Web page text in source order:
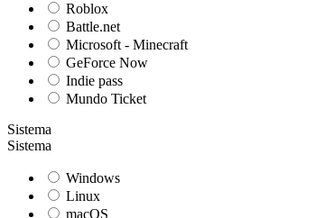
Roblox
Battle.net
Microsoft - Minecraft
GeForce Now
Indie pass
Mundo Ticket
Sistema
Sistema
Windows
Linux
macOS